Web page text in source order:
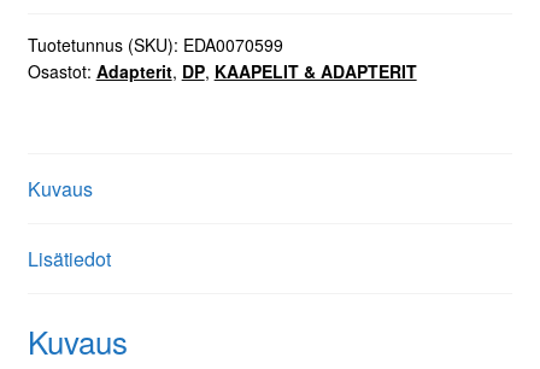
to
Female
Tuotetunnus (SKU): EDA0070599
Osastot: Adapterit, DP, KAAPELIT & ADAPTERIT
Kuvaus
Lisätiedot
Kuvaus